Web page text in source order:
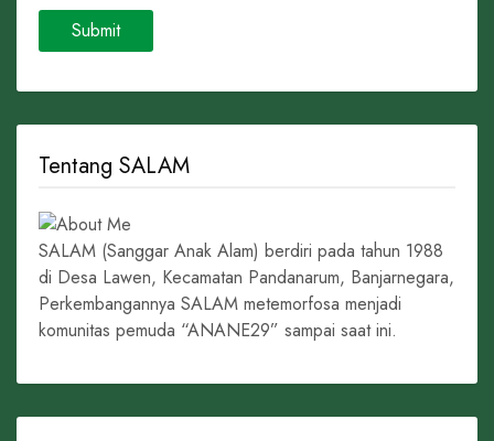
Tentang SALAM
SALAM (Sanggar Anak Alam) berdiri pada tahun 1988
di Desa Lawen, Kecamatan Pandanarum, Banjarnegara,
Perkembangannya SALAM metemorfosa menjadi
komunitas pemuda “ANANE29” sampai saat ini.